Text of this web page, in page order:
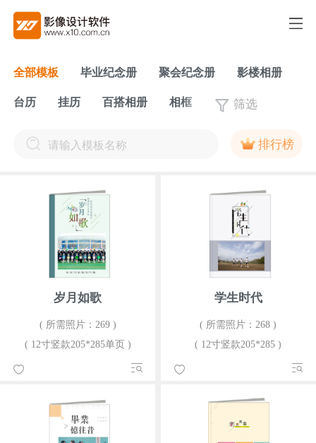
全部模板 毕业纪念册 聚会纪念册 影楼相册
台历 挂历 百搭相册 相框 筛选
排行榜
岁月如歌
( 所需照片：269 )
( 12寸竖款205*285单页 )
学生时代
( 所需照片：268 )
( 12寸竖款205*285 )